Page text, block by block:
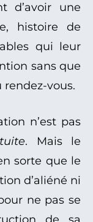
d’avoir une
histoire de
qui leur
sans que
rendez-vous.
n’est pas
. Mais le
sorte que le
d’aliéné ni
ne pas se